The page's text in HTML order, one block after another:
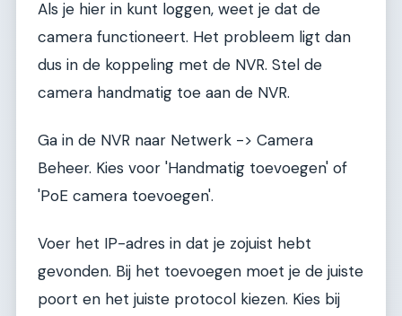
Als je hier in kunt loggen, weet je dat de
camera functioneert. Het probleem ligt dan
dus in de koppeling met de NVR. Stel de
camera handmatig toe aan de NVR.
Ga in de NVR naar Netwerk -> Camera
Beheer. Kies voor 'Handmatig toevoegen' of
'PoE camera toevoegen'.
Voer het IP-adres in dat je zojuist hebt
gevonden. Bij het toevoegen moet je de juiste
poort en het juiste protocol kiezen. Kies bij